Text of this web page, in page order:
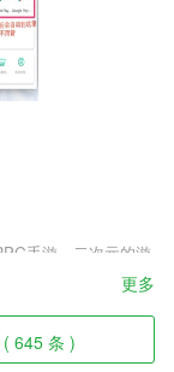
手游，二次元的游
验不同的魔幻世界，
图场景，发挥英雄
诗级别的战场，给你
更多
645 条 )